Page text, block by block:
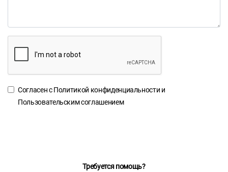
Согласен сПолитикой конфиденциальности и
Пользовательским соглашением
Требуется помощь?